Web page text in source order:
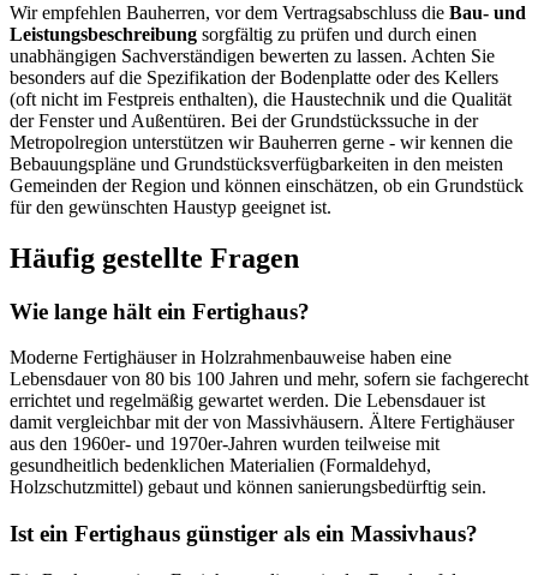
Wir empfehlen Bauherren, vor dem Vertragsabschluss die Bau- und
Leistungsbeschreibung sorgfältig zu prüfen und durch einen
unabhängigen Sachverständigen bewerten zu lassen. Achten Sie
besonders auf die Spezifikation der Bodenplatte oder des Kellers
(oft nicht im Festpreis enthalten), die Haustechnik und die Qualität
der Fenster und Außentüren. Bei der Grundstückssuche in der
Metropolregion unterstützen wir Bauherren gerne - wir kennen die
Bebauungspläne und Grundstücksverfügbarkeiten in den meisten
Gemeinden der Region und können einschätzen, ob ein Grundstück
für den gewünschten Haustyp geeignet ist.
Häufig gestellte Fragen
Wie lange hält ein Fertighaus?
Moderne Fertighäuser in Holzrahmenbauweise haben eine
Lebensdauer von 80 bis 100 Jahren und mehr, sofern sie fachgerecht
errichtet und regelmäßig gewartet werden. Die Lebensdauer ist
damit vergleichbar mit der von Massivhäusern. Ältere Fertighäuser
aus den 1960er- und 1970er-Jahren wurden teilweise mit
gesundheitlich bedenklichen Materialien (Formaldehyd,
Holzschutzmittel) gebaut und können sanierungsbedürftig sein.
Ist ein Fertighaus günstiger als ein Massivhaus?